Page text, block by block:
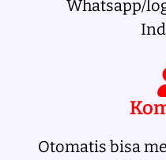
Whatsapp/
Otomatis bisa